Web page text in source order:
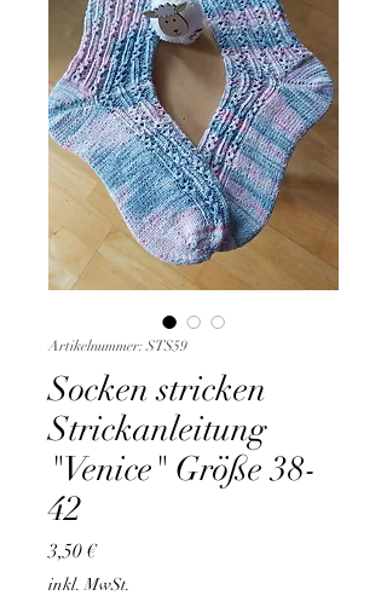
Artikelnummer: STS59
Socken stricken
Strickanleitung
"Venice" Größe 38-
42
3,50 €Preis
inkl. MwSt.